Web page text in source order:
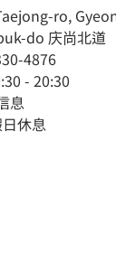
ro,
do 庆尚北道
4876
- 20:30
息
休息